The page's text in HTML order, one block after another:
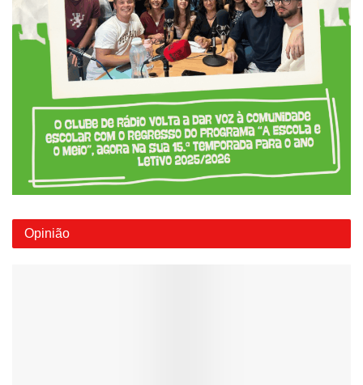
Opinião